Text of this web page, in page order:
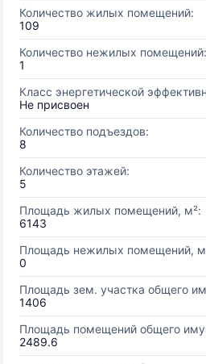
Количество жилых помещений:
109
Количество нежилых помещений:
1
Класс энергетической
Не присвоен
Количество подъездов:
8
Количество этажей:
5
Площадь жилых помещений, м²:
6143
Площадь нежилых помещений,
0
Площадь зем. участка общего
1406
Площадь помещений общего
2489.6